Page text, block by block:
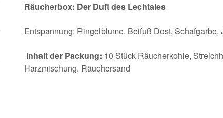
Räucherbox: Der Duft des Lechtales
Entspannung: Ringelblume, Beifuß Dost,
Inhalt der Packung: 10 Stück Räucherkohle,
Harzmischung. Räuchersand